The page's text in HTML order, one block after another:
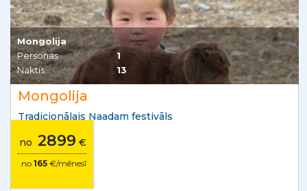
Mongolija
Personas
1
Naktis
13
Mongolija
Tradicionālais Naadam festivāls
no 2899 €
no 165 €/mēnesī